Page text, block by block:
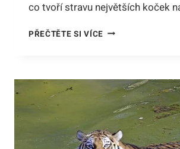
co tvoří stravu největších koček
PŘEČTĚTE SI VÍCECO
KRÁLE
SAVAN:
TAJEMSTVÍ
STRAVY
NEJVĚTŠÍCH
KOČEK!